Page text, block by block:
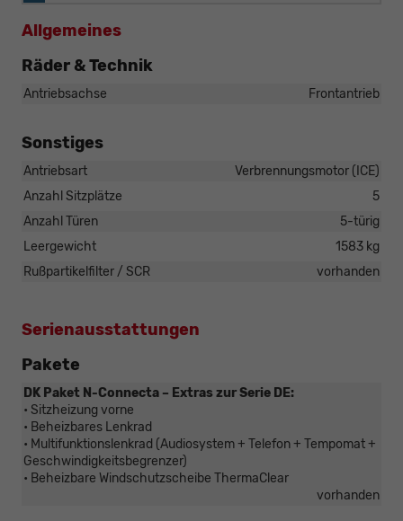
Allgemeines
Räder & Technik
Antriebsachse Frontantrieb
Sonstiges
Antriebsart
Verbrennungsmotor (ICE)
Anzahl Sitzplätze
5
Anzahl Türen
5-türig
Leergewicht
1583 kg
Rußpartikelfilter / SCR
vorhanden
Serienausstattungen
Pakete
DK Paket N-Connecta – Extras zur Serie DE:
• Sitzheizung vorne
• Beheizbares Lenkrad
• Multifunktionslenkrad (Audiosystem + Telefon + Tempomat +
Geschwindigkeitsbegrenzer)
• Beheizbare Windschutzscheibe ThermaClear
vorhanden